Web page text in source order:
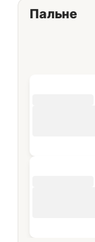
Пальне